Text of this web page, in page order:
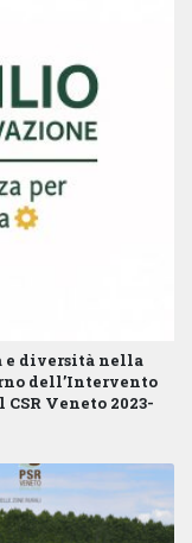
e diversità nella
dell’Intervento
CSR Veneto 2023-